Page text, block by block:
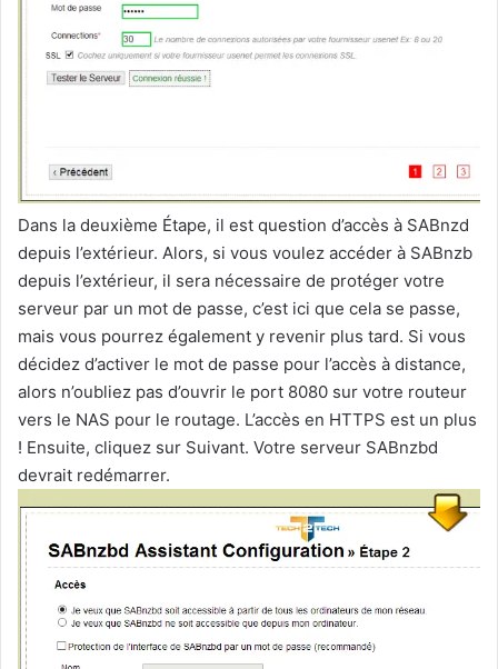
Dans la deuxième Étape, il est question d’accès à SABnzd
depuis l’extérieur. Alors, si vous voulez accéder à SABnzb
depuis l’extérieur, il sera nécessaire de protéger votre
serveur par un mot de passe, c’est ici que cela se passe,
mais vous pourrez également y revenir plus tard. Si vous
décidez d’activer le mot de passe pour l’accès à distance,
alors n’oubliez pas d’ouvrir le port 8080 sur votre routeur
vers le NAS pour le routage. L’accès en HTTPS est un plus
! Ensuite, cliquez sur Suivant. Votre serveur SABnzbd
devrait redémarrer.